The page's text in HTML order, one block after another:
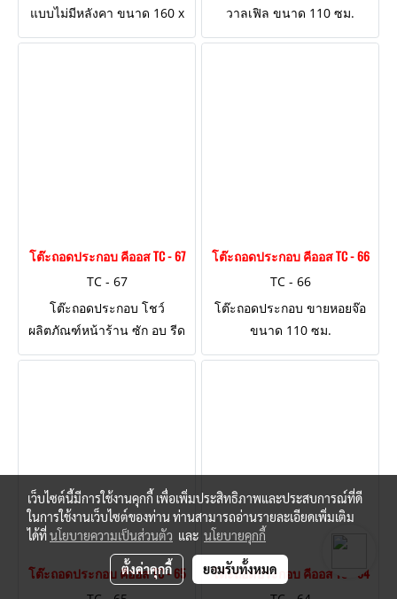
แบบไม่มีหลังคา ขนาด 160 x
80 ซม. ตกแต่งไม้ตู้ด้านล่าง ปีก
วาลเฟิล ขนาด 110 ซม.
โต๊ะถอดประกอบ คีออส TC - 67
TC - 67
โต๊ะถอดประกอบ โชว์
ผลิตภัณฑ์หน้าร้าน ซัก อบ รีด
ขนาด 110 ซม.
โต๊ะถอดประกอบ คีออส TC - 66
TC - 66
โต๊ะถอดประกอบ ขายหอยจ๊อ
ขนาด 110 ซม.
โต๊ะถอดประกอบ คีออส TC - 65
โต๊ะถอดประกอบ คีออส TC - 64
เว็บไซต์นี้มีการใช้งานคุกกี้ เพื่อเพิ่มประสิทธิภาพและประสบการณ์ที่ดี
ในการใช้งานเว็บไซต์ของท่าน ท่านสามารถอ่านรายละเอียดเพิ่มเติม
ได้ที่นโยบายความเป็นส่วนตัว และ นโยบายคุกกี้
ตั้งค่าคุกกี้ ยอมรับทั้งหมด